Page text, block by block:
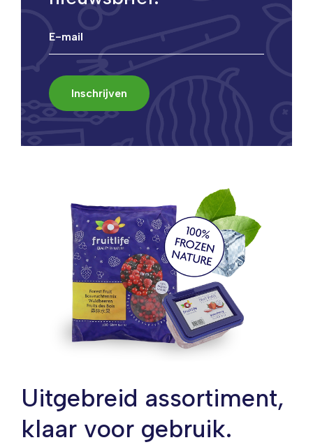
Uitgebreid assortiment,
klaar voor gebruik.